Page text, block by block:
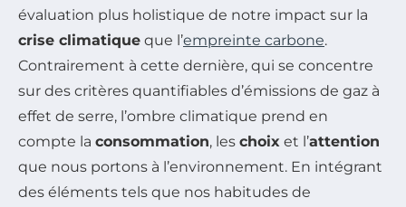
évaluation plus holistique de notre impact sur la
crise climatique que l’empreinte carbone.
Contrairement à cette dernière, qui se concentre
sur des critères quantifiables d’émissions de gaz à
effet de serre, l’ombre climatique prend en
compte la consommation, les choix et l’attention
que nous portons à l’environnement. En intégrant
des éléments tels que nos habitudes de